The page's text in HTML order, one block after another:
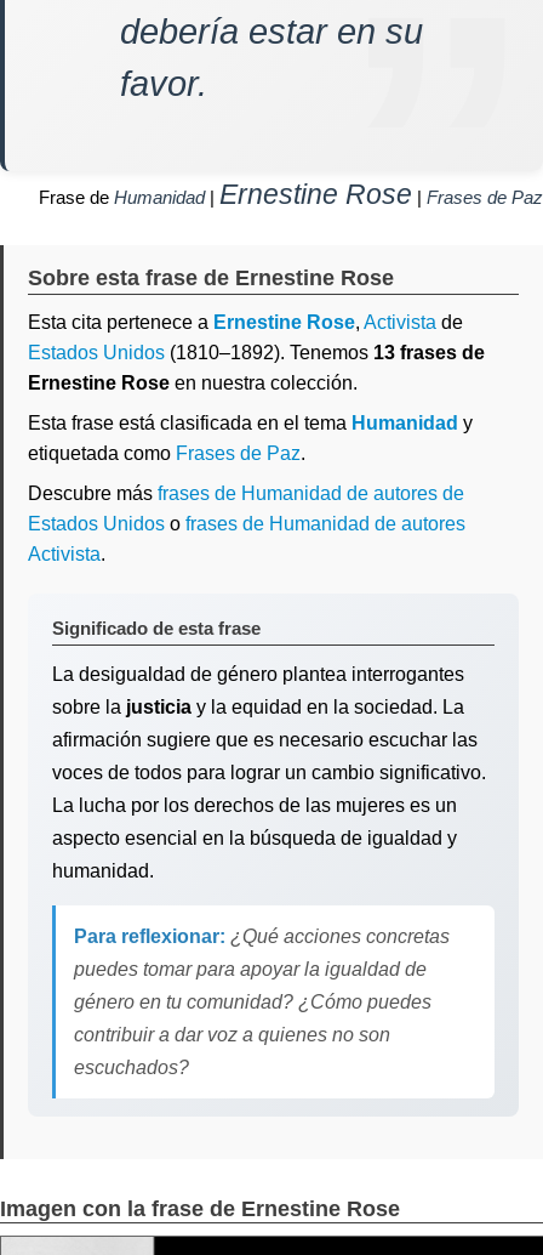
debería estar en su
favor.
Frase de Humanidad| Ernestine Rose | Frases de Paz
Sobre esta frase de Ernestine Rose
Esta cita pertenece a Ernestine Rose, Activista de
Estados Unidos (1810–1892). Tenemos 13 frases de
Ernestine Rose en nuestra colección.
Esta frase está clasificada en el tema Humanidad y
etiquetada como Frases de Paz.
Descubre más frases de Humanidad de autores de
Estados Unidos o frases de Humanidad de autores
Activista.
Significado de esta frase
La desigualdad de género plantea interrogantes
sobre la justicia y la equidad en la sociedad. La
afirmación sugiere que es necesario escuchar las
voces de todos para lograr un cambio significativo.
La lucha por los derechos de las mujeres es un
aspecto esencial en la búsqueda de igualdad y
humanidad.
Para reflexionar: ¿Qué acciones concretas
puedes tomar para apoyar la igualdad de
género en tu comunidad? ¿Cómo puedes
contribuir a dar voz a quienes no son
escuchados?
Imagen con la frase de Ernestine Rose